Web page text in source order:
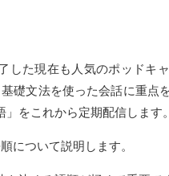
した現在も人気のポッドキ
礎文法を使った会話に重点
をこれから定期配信します。
について説明します。